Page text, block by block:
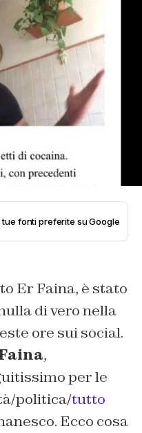
fonti preferite su Google
Er Faina, è stato
di vero nella
ore sui social.
,
per le
politica/tutto
Ecco cosa